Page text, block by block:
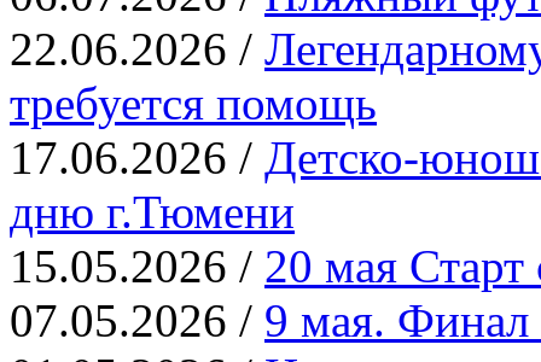
22.06.2026 /
требуется помощь
17.06.2026 / Детско-
дню г.Тюмени
15.05.2026 / 20 мая Старт
07.05.2026 / 9 мая. Финал